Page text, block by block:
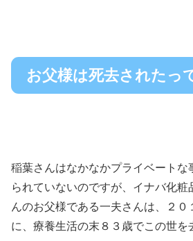
お父様は死去されたっ
稲葉さんはなかなかプライベートな
られていないのですが、イナバ化粧
んのお父様である一夫さんは、２０
に、療養生活の末８３歳でこの世を